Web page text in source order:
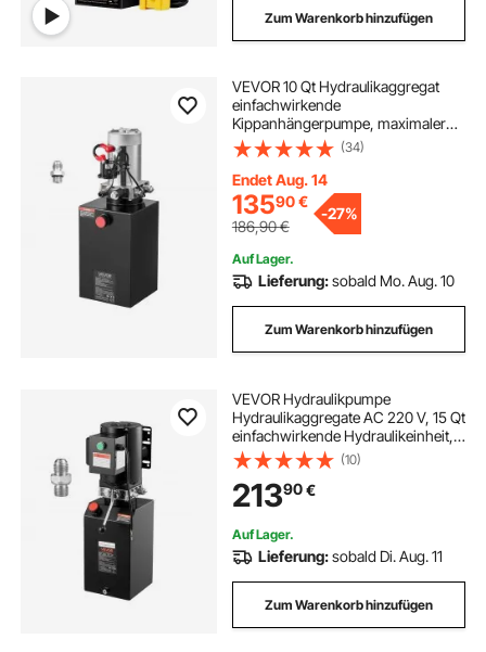
Zum Warenkorb hinzufügen
VEVOR 10 Qt Hydraulikaggregat
einfachwirkende
Kippanhängerpumpe, maximaler
Öffnungsdruck 22 MPa und
Fördermenge 3,4 L/min, 12 V DC
Hydraulikpumpe mit Metallbehälter
für Kippanhänger Schwarz
(34)
Endet Aug. 14
13590€
186,90€
-27%
Auf Lager.
Lieferung:sobald Mo. Aug. 10
Zum Warenkorb hinzufügen
VEVOR Hydraulikpumpe
Hydraulikaggregate AC 220 V, 15 Qt
einfachwirkende Hydraulikeinheit,
6,3 L/min Ölfluss, max. Förderdruck
22 MPa für Muldenkipper
Autowerkstätten Autohebebühnen,
schwarz
(10)
21390€
Auf Lager.
Lieferung:sobald Di. Aug. 11
Zum Warenkorb hinzufügen